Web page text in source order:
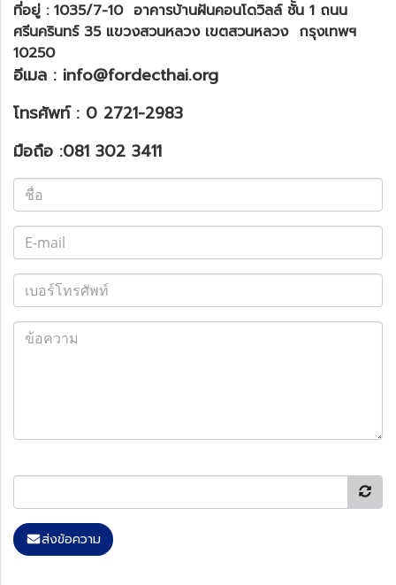
ที่อยู่ : 1035/7-10 อาคารบ้านฝันคอนโดวิลล์ ชั้น 1 ถนน
ศรีนครินทร์ 35 แขวงสวนหลวง เขตสวนหลวง กรุงเทพฯ
10250
อีเมล : info@fordecthai.org
โทรศัพท์ : 0 2721-2983
มือถือ :081 302 3411
ส่งข้อความ